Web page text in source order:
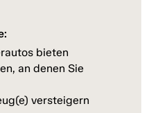
bieten
an denen Sie
versteigern